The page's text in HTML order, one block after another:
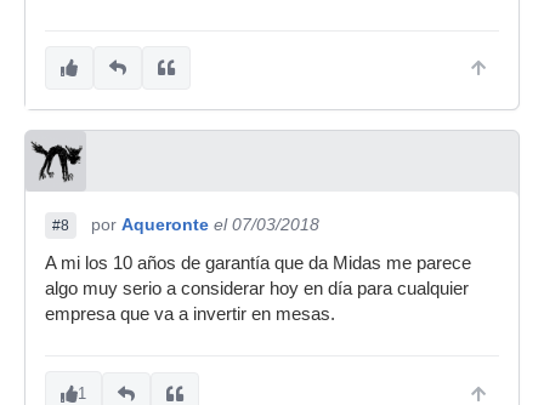
#8 por Aqueronte el 07/03/2018
A mi los 10 años de garantía que da Midas me parece
algo muy serio a considerar hoy en día para cualquier
empresa que va a invertir en mesas.
1